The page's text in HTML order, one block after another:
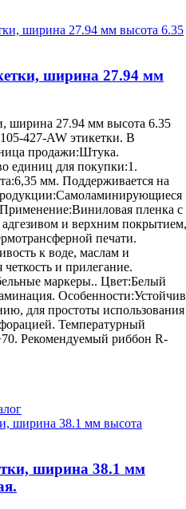
ширина 27.94 мм
ширина 27.94 мм высота 6.35
427-AW этикетки. В
продажи:Штука.
единиц для покупки:1.
мм. Поддерживается на
пленка с
и верхним покрытием,
печати.
к воде, маслам и
и прилегание.
маркеры.. Цвет:Белый
Особенности:Устойчив
для простоты использования
Температурный
Рекомендуемый риббон R-
ширина 38.1 мм